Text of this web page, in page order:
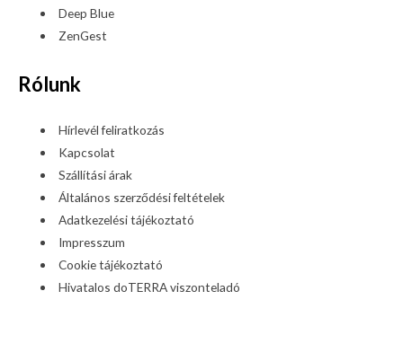
Deep Blue
ZenGest
Rólunk
Hírlevél feliratkozás
Kapcsolat
Szállítási árak
Általános szerződési feltételek
Adatkezelési tájékoztató
Impresszum
Cookie tájékoztató
Hivatalos doTERRA viszonteladó